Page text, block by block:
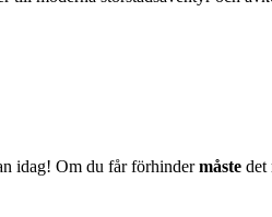
idag! Om du får förhindermåste det